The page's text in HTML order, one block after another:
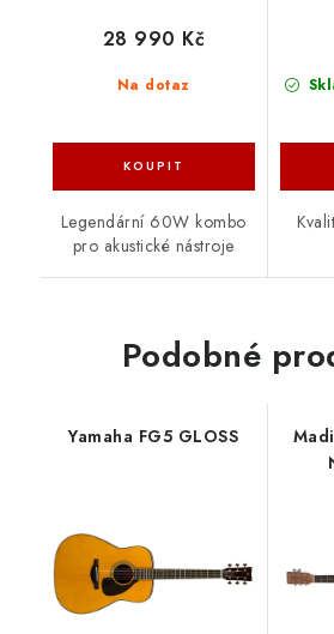
Na dotaz
28 990 Kč
Legendární 60W kombo
pro akustické nástroje
Podobné
Yamaha FG5 GLOSS